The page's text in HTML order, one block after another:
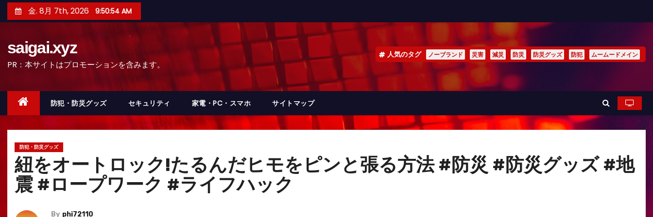
ン
ッ
金. 8月 7th, 2026 9:50:56 AM
saigai.xyz
PR：本サイトはプロモーションを含みます。
人気のタグ ノーブランド 災害 減災 防災 防災グッズ 防犯 ムームードメイン
防犯・防災グッズ セキュリティ 家電・PC・スマホ サイトマップ
防犯・防災グッズ
紐をオートロック!たるんだヒモをピンと張る方法 #防災 #防災グッズ #地
震 #ロープワーク #ライフハック
By phi72110